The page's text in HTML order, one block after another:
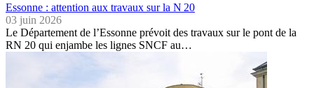
Essonne : attention aux travaux sur la N 20
03 juin 2026
Le Département de l’Essonne prévoit des travaux sur le pont de la
RN 20 qui enjambe les lignes SNCF au…